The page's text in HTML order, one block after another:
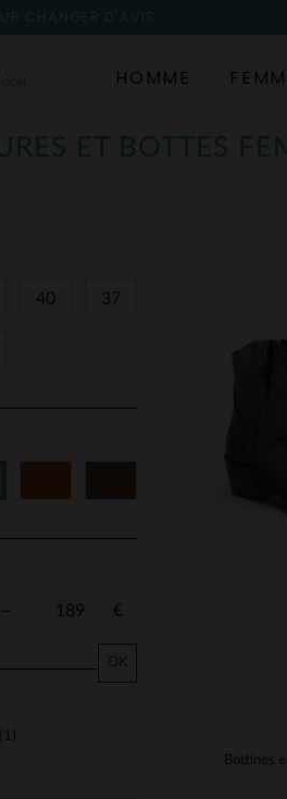
CHANGER D'AVIS
HOMME
ET BOTTES
40 37
€
OK
(1)